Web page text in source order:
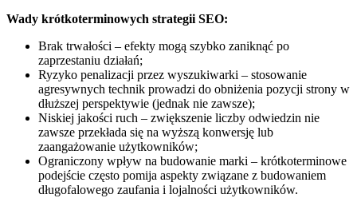
Wady krótkoterminowych strategii SEO:
Brak trwałości – efekty mogą szybko zaniknąć po
zaprzestaniu działań;
Ryzyko penalizacji przez wyszukiwarki – stosowanie
agresywnych technik prowadzi do obniżenia pozycji strony w
dłuższej perspektywie (jednak nie zawsze);
Niskiej jakości ruch – zwiększenie liczby odwiedzin nie
zawsze przekłada się na wyższą konwersję lub
zaangażowanie użytkowników;
Ograniczony wpływ na budowanie marki – krótkoterminowe
podejście często pomija aspekty związane z budowaniem
długofalowego zaufania i lojalności użytkowników.